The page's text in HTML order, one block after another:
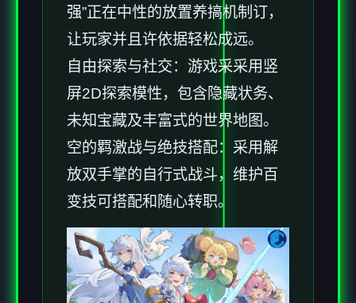
强”正在中性的放置养搞机制订，
让玩家并且许依据轻松成远。
自由探索与社交：游戏采采用竖
屏2D探索模性，包含隐藏状务、
未知宝藏及丰富式的世界地图。
空的羁激战与绝技搭配：采用解
放双手掌的自行式战斗，维护百
变技可搭配和随心转职。